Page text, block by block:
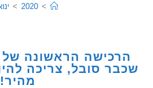
2020
> ינואר >
6
הראשונה של מי
סובל, צריכה להיות
מהיר!